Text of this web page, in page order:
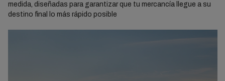
medida, diseñadas para garantizar que tu mercancía llegue a su
destino final lo más rápido posible